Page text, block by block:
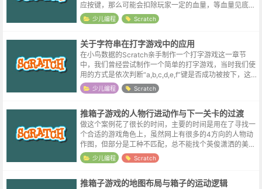
应按键，那么可能会扣除玩家一定的血量，等血量见底，
游戏也就结束了。在随机生成字母的过程中，不可避免的
会出现同一个字母同屏展示的情况，比如...
少儿编程 Scratch
关于字符串在打字游戏中的应用
在小鸟数据的Scratch亲手制作一个打字游戏这一章节
中，我们曾经尝试制作一个简单的打字游戏，当时我们使
用的方式是依次判断“a,b,c,d,e,f”键是否成功被按下，这
样挨个检测的方式显然很没有效率，于是在尝试实现计算
器的时候，在Sc...
少儿编程 Scratch
推箱子游戏的人物行进动作与下一关卡的过渡
做这个案例花了很长的时间，主要的时间是用在了寻找一
个合适的游戏角色上，虽然网上有很多的4方向的人物动
作图，但部分是工种不匹配，总不能找个英俊潇洒的美男
子，或是弱不经风的大小姐来干推箱子这种体力活吧，更
不用说携带管制刀具的剑士，或是呼风...
少儿编程 Scratch
推箱子游戏的地图布局与箱子的运动逻辑